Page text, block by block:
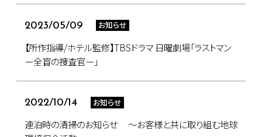
2023/05/09 お知らせ
【所作指導/ホテル監修】TBSドラマ 日曜劇場「ラストマン
ー全盲の捜査官ー」
2022/10/14 お知らせ
連泊時の清掃のお知らせ ～お客様と共に取り組む地球